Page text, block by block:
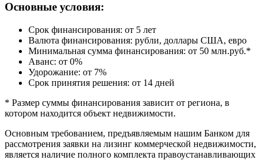
Основные условия:
Срок финансирования: от 5 лет
Валюта финансирования: рубли, доллары США, евро
Минимальная сумма финансирования: от 50 млн.руб.*
Аванс: от 0%
Удорожание: от 7%
Срок принятия решения: от 14 дней
* Размер суммы финансирования зависит от региона, в
котором находится объект недвижимости.
Основным требованием, предъявляемым нашим Банком для
рассмотрения заявки на лизинг коммерческой недвижимости,
является наличие полного комплекта правоустанавливающих